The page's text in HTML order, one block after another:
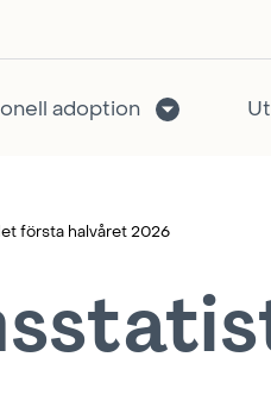
adoption
första halvåret 2026